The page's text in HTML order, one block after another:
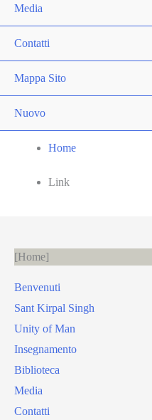
Media
Contatti
Mappa Sito
Nuovo
Home
Link
Home
Benvenuti
Sant Kirpal Singh
Unity of Man
Insegnamento
Biblioteca
Media
Contatti